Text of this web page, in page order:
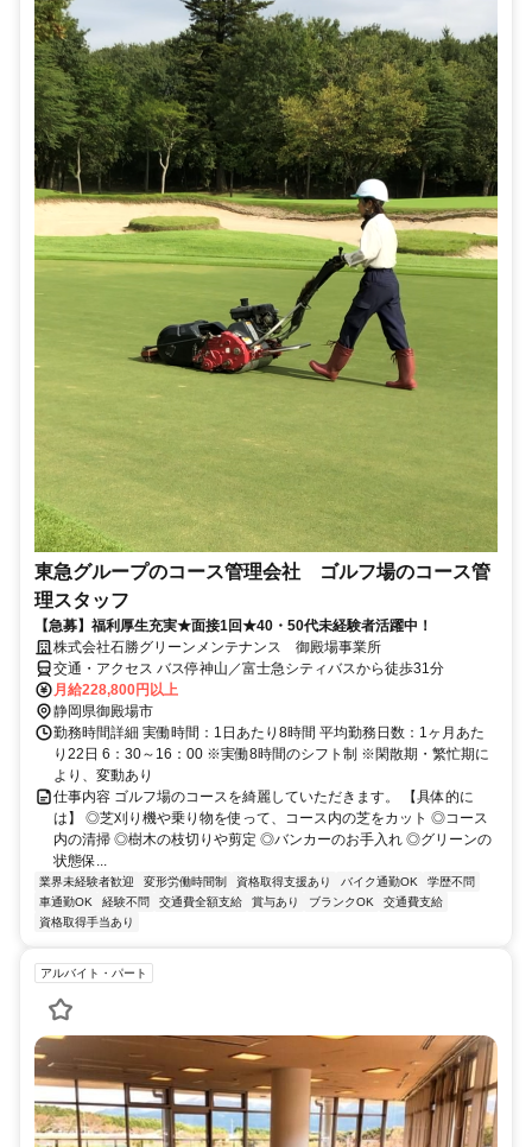
東急グループのコース管理会社 ゴルフ場のコース管
理スタッフ
【急募】福利厚生充実★面接1回★40・50代未経験者活躍中！
株式会社石勝グリーンメンテナンス 御殿場事業所
交通・アクセス バス停神山／富士急シティバスから徒歩31分
月給228,800円以上
静岡県御殿場市
勤務時間詳細 実働時間：1日あたり8時間 平均勤務日数：1ヶ月あた
り22日 6：30～16：00 ※実働8時間のシフト制 ※閑散期・繁忙期に
より、変動あり
仕事内容 ゴルフ場のコースを綺麗していただきます。 【具体的に
は】 ◎芝刈り機や乗り物を使って、コース内の芝をカット ◎コース
内の清掃 ◎樹木の枝切りや剪定 ◎バンカーのお手入れ ◎グリーンの
状態保...
業界未経験者歓迎 変形労働時間制 資格取得支援あり バイク通勤OK
学歴不問
車通勤OK
経験不問 交通費全額支給 賞与あり ブランクOK
交通費支給
資格取得手当あり
アルバイト・パート